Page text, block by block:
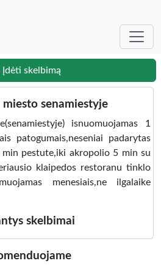
Įdėti skelbimą
senamiestyje
isnuomuojamas 1
patogumais,neseniai padarytas
pestute,iki akropolio 5 min su
klaipedos restoranu tinklo
menesiais,ne ilgalaike
skelbimai